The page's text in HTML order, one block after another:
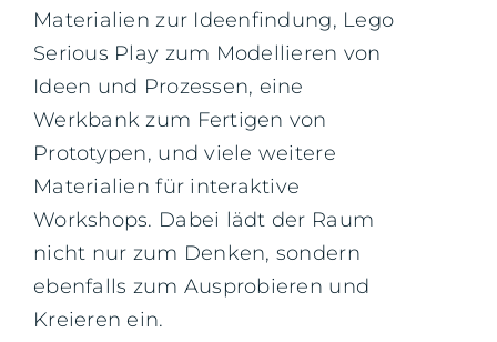
Materialien zur Ideenfindung, Lego
Serious Play zum Modellieren von
Ideen und Prozessen, eine
Werkbank zum Fertigen von
Prototypen, und viele weitere
Materialien für interaktive
Workshops. Dabei lädt der Raum
nicht nur zum Denken, sondern
ebenfalls zum Ausprobieren und
Kreieren ein.